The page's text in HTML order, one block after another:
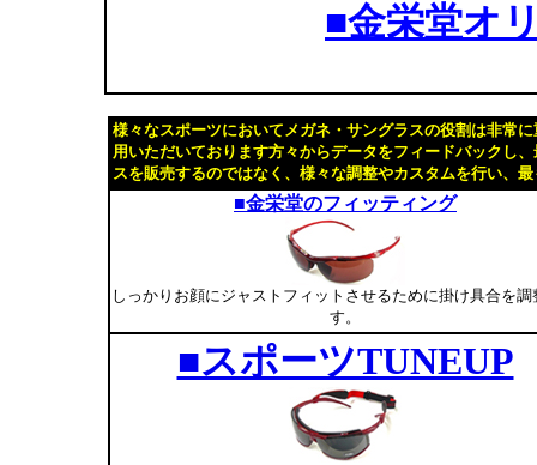
■金栄堂オ
様々なスポーツにおいてメガネ・サングラスの役割は非常
用いただいております方々からデータをフィードバックし
スを販売するのではなく、様々な調整やカスタムを行い、
■金栄堂のフィッティング
しっかりお顔にジャストフィットさせるために掛け具合を調
す。
■スポーツTUNEUP